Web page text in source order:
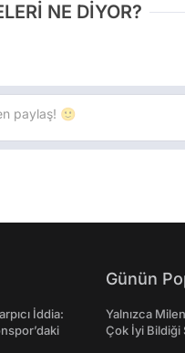
NE DİYOR?
İddia:
Günün
Yalnızca
Çok İyi Bildiği